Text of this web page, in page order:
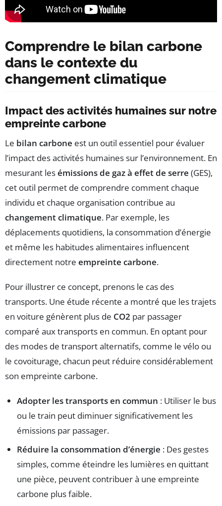
Comprendre le bilan carbone
dans le contexte du
changement climatique
Impact des activités humaines sur notre
empreinte carbone
Le bilan carbone est un outil essentiel pour évaluer
l’impact des activités humaines sur l’environnement. En
mesurant lesémissions de gaz à effet de serre (GES),
cet outil permet de comprendre comment chaque
individu et chaque organisation contribue au
changement climatique. Par exemple, les
déplacements quotidiens, la consommation d’énergie
et même les habitudes alimentaires influencent
directement notre empreinte carbone.
Pour illustrer ce concept, prenons le cas des
transports. Une étude récente a montré que les trajets
en voiture génèrent plus de CO2 par passager
comparé aux transports en commun. En optant pour
des modes de transport alternatifs, comme le vélo ou
le covoiturage, chacun peut réduire considérablement
son empreinte carbone.
Adopter les transports en commun : Utiliser le bus
ou le train peut diminuer significativement les
émissions par passager.
Réduire la consommation d’énergie : Des gestes
simples, comme éteindre les lumières en quittant
une pièce, peuvent contribuer à une empreinte
carbone plus faible.